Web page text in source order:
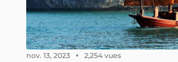
nov. 13, 2023 2,254 vues